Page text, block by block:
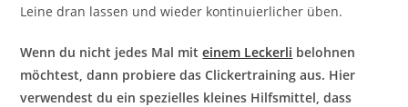
Leine dran lassen und wieder kontinuierlicher üben.
Wenn du nicht jedes Mal miteinem Leckerli belohnen
möchtest, dann probiere das Clickertraining aus. Hier
verwendest du ein spezielles kleines Hilfsmittel, dass